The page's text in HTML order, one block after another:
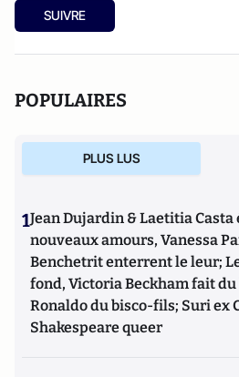
SUIVRE
POPULAIRES
PLUS LUS
1Jean Dujardin & Laetitia
nouveaux amours, Vanessa
Benchetrit enterrent le leur;
fond, Victoria Beckham fait
Ronaldo du bisco-fils; Suri ex
Shakespeare queer